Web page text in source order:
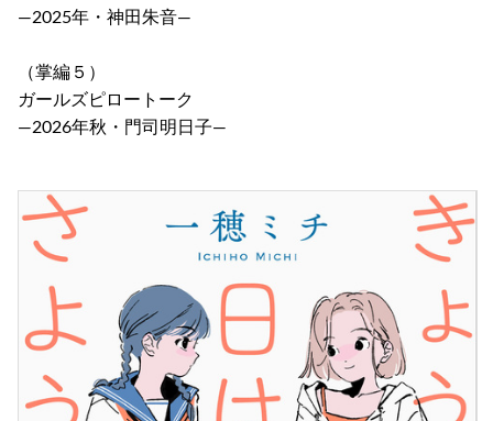
―2025年・神田朱音―
（掌編５）
ガールズピロートーク
―2026年秋・門司明日子―